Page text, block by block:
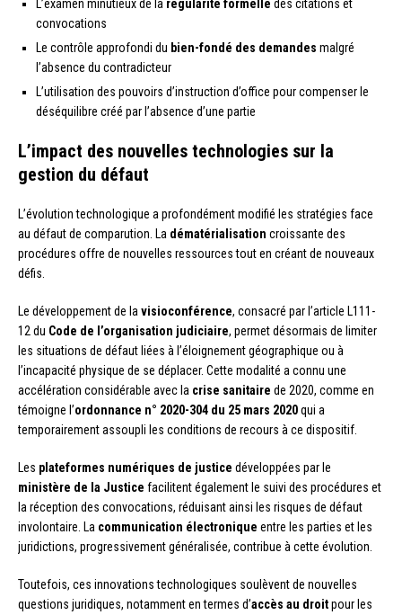
L’examen minutieux de la régularité formelle des citations et
convocations
Le contrôle approfondi du bien-fondé des demandes malgré
l’absence du contradicteur
L’utilisation des pouvoirs d’instruction d’office pour compenser le
déséquilibre créé par l’absence d’une partie
L’impact des nouvelles technologies sur la
gestion du défaut
L’évolution technologique a profondément modifié les stratégies face
au défaut de comparution. La dématérialisation croissante des
procédures offre de nouvelles ressources tout en créant de nouveaux
défis.
Le développement de la visioconférence, consacré par l’article L111-
12 du Code de l’organisation judiciaire, permet désormais de limiter
les situations de défaut liées à l’éloignement géographique ou à
l’incapacité physique de se déplacer. Cette modalité a connu une
accélération considérable avec la crise sanitaire de 2020, comme en
témoigne l’ordonnance n° 2020-304 du 25 mars 2020qui a
temporairement assoupli les conditions de recours à ce dispositif.
Les plateformes numériques de justice développées par le
ministère de la Justice facilitent également le suivi des procédures et
la réception des convocations, réduisant ainsi les risques de défaut
involontaire. La communication électronique entre les parties et les
juridictions, progressivement généralisée, contribue à cette évolution.
Toutefois, ces innovations technologiques soulèvent de nouvelles
questions juridiques, notamment en termes d’accès au droitpour les